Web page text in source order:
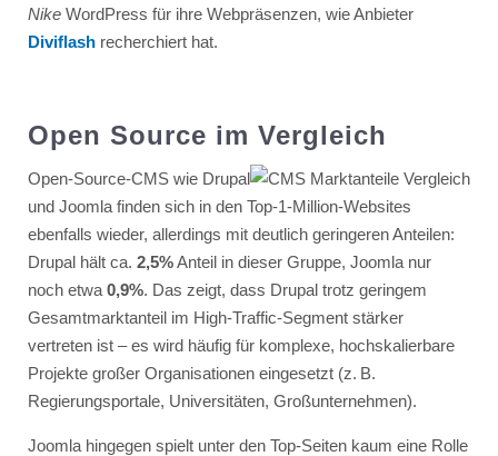
NikeWordPress für ihre Webpräsenzen​, wie Anbieter
Diviflashrecherchiert hat.
Open Source im Vergleich
Open-Source-CMS wie Drupal
und Joomla finden sich in den Top-1-Million-Websites
ebenfalls wieder, allerdings mit deutlich geringeren Anteilen:
Drupal hält ca. 2,5%Anteil in dieser Gruppe, Joomla nur
noch etwa 0,9%​. Das zeigt, dass Drupal trotz geringem
Gesamtmarktanteil im High-Traffic-Segment stärker
vertreten ist – es wird häufig für komplexe, hochskalierbare
Projekte großer Organisationen eingesetzt (z. B.
Regierungsportale, Universitäten, Großunternehmen).
Joomla hingegen spielt unter den Top-Seiten kaum eine Rolle